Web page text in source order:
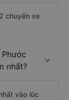
chuyến xe
nhất?
vào lúc